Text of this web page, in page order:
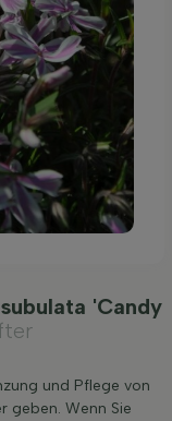
'Candy
und Pflege von
geben. Wenn Sie